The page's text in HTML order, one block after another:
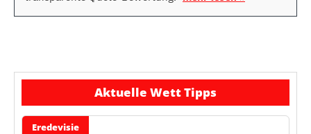
Aktuelle Wett Tipps
Eredevisie